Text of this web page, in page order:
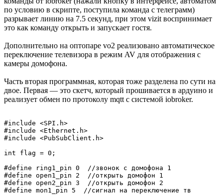
по условию в скрипте, поступила команда с телеграмм)
разрывает линию на 7.5 секунд, при этом vizit воспринимает
это как команду открыть и запускает гостя.
Дополнительно на оптопаре vo2 реализовано автоматическое
переключение телевизора в режим AV для отображения с
камеры домофона.
Часть вторая программная, которая тоже разделена по сути на
двое. Первая — это скетч, который прошивается в ардуино и
реализует обмен по протоколу mqtt с системой iobroker.
#include <SPI.h>
#include <Ethernet.h>
#include <PubSubClient.h>
int flag = 0;
#define ring1_pin 0  //звонок с домофона 1
#define open1_pin 2  //открыть домофон 1
#define open2_pin 3  //открыть домофон 2
#define mon1_pin 5  //сигнал на переключение тв